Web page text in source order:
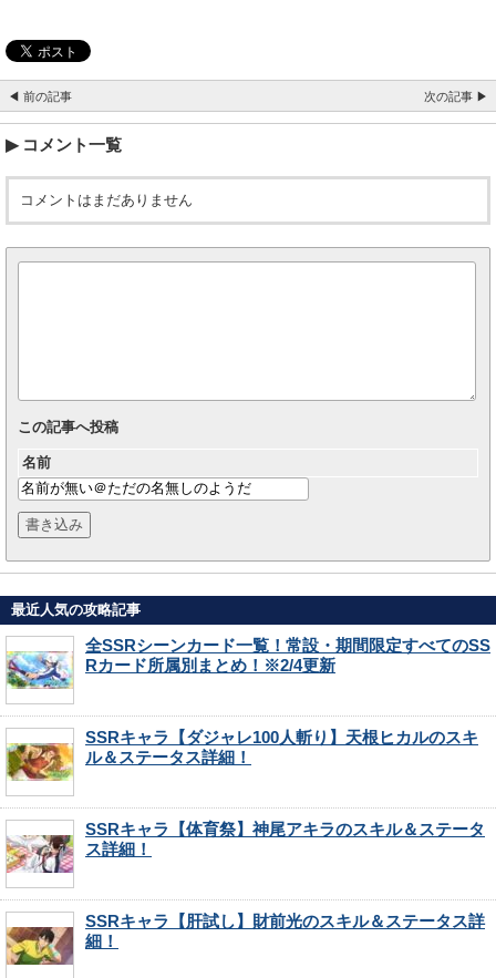
◀ 前の記事 次の記事 ▶
コメント一覧
コメントはまだありません
この記事へ投稿
名前
最近人気の攻略記事
全SSRシーンカード一覧！常設・期間限定すべてのSS
Rカード所属別まとめ！※2/4更新
SSRキャラ【ダジャレ100人斬り】天根ヒカルのスキ
ル＆ステータス詳細！
SSRキャラ【体育祭】神尾アキラのスキル＆ステータ
ス詳細！
SSRキャラ【肝試し】財前光のスキル＆ステータス詳
細！